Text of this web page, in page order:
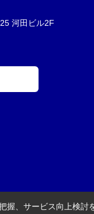
河田ビル2F
握、サービス向上検